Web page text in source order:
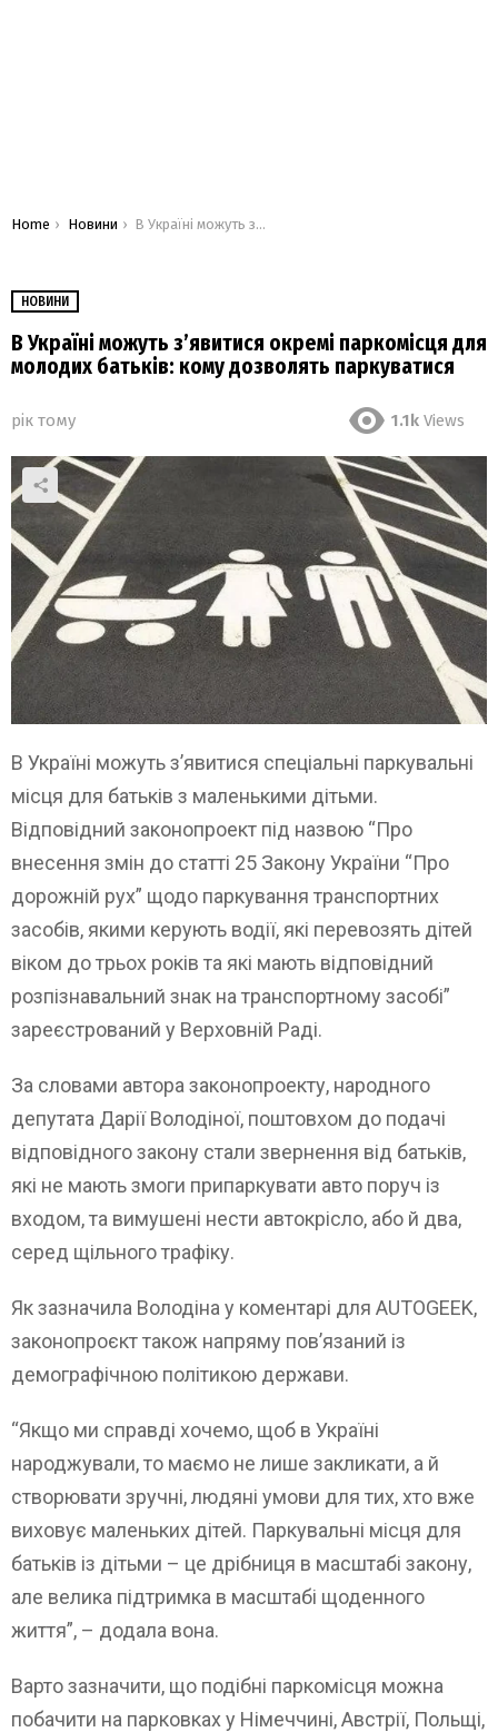
You are here:
Home Новини В Україні можуть зʼявитися окремі паркомісця для молодих батьків: кому дозволять паркуватися
НОВИНИ
В Україні можуть зʼявитися окремі паркомісця для
молодих батьків: кому дозволять паркуватися
рік тому 1.1k Views
В Україні можуть зʼявитися спеціальні паркувальні
місця для батьків з маленькими дітьми.
Відповідний законопроект під назвою “Про
внесення змін до статті 25 Закону України “Про
дорожній рух” щодо паркування транспортних
засобів, якими керують водії, які перевозять дітей
віком до трьох років та які мають відповідний
розпізнавальний знак на транспортному засобі”
зареєстрований у Верховній Раді.
За словами автора законопроекту, народного
депутата Дарії Володіної, поштовхом до подачі
відповідного закону стали звернення від батьків,
які не мають змоги припаркувати авто поруч із
входом, та вимушені нести автокрісло, або й два,
серед щільного трафіку.
Як зазначила Володіна у коментарі для AUTOGEEK,
законопроєкт також напряму пов’язаний із
демографічною політикою держави.
“Якщо ми справді хочемо, щоб в Україні
народжували, то маємо не лише закликати, а й
створювати зручні, людяні умови для тих, хто вже
виховує маленьких дітей. Паркувальні місця для
батьків із дітьми – це дрібниця в масштабі закону,
але велика підтримка в масштабі щоденного
життя”, – додала вона.
Варто зазначити, що подібні паркомісця можна
побачити на парковках у Німеччині, Австрії, Польщі,